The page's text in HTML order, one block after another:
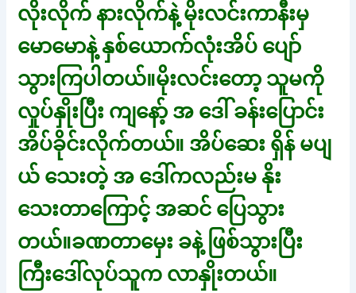
လိုးလိုက် နားလိုက်နဲ့ မိုးလင်းကာနီးမှ
မောမောနဲ့ နှစ်ယောက်လုံးအိပ် ပျော်
သွားကြပါတယ်။မိုးလင်းတော့ သူမကို
လှုပ်နှိုးပြီး ကျနော့် အ ဒေါ် ခန်းပြောင်း
အိပ်ခိုင်းလိုက်တယ်။ အိပ်ဆေး ရှိန် မပျ
ယ် သေးတဲ့ အ ဒေါ်ကလည်းမ နိုး
သေးတာကြောင့် အဆင် ပြေသွား
တယ်။ခဏတာမှေး ခနဲ့ ဖြစ်သွားပြီး
ကြီးဒေါ်လုပ်သူက လာနှိုးတယ်။